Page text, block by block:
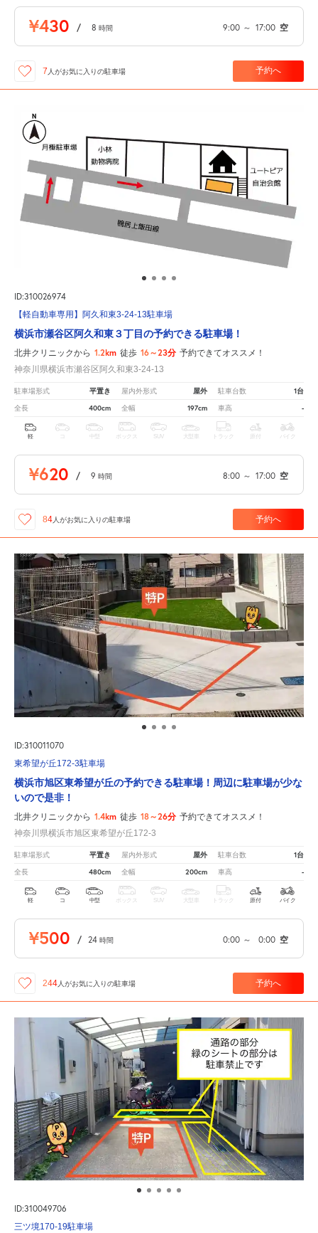
¥430 / 8 時間 9:00 ～ 17:00 空
7 人がお気に入りの駐車場 予約へ
ID:310026974
【軽自動車専用】阿久和東3-24-13駐車場
横浜市瀬谷区阿久和東３丁目の予約できる駐車場！
北井クリニックから 1.2km 徒歩 16～23分 予約できてオススメ！
神奈川県横浜市瀬谷区阿久和東3-24-13
駐車場形式 平置き 屋内外形式 屋外 駐車台数 1台
全長 400cm 全幅 197cm 車高 -
軽 中型 ボックス SUV 大型車 トラック 原付 バイク
¥620 / 9 時間 8:00 ～ 17:00 空
84人がお気に入りの駐車場 予約へ
ID:310011070
東希望が丘172-3駐車場
横浜市旭区東希望が丘の予約できる駐車場！周辺に駐車場が少な
いので是非！
北井クリニックから 1.4km 徒歩 18～26分 予約できてオススメ！
神奈川県横浜市旭区東希望が丘172-3
駐車場形式 平置き 屋内外形式 屋外 駐車台数 1台
全長 480cm 全幅 200cm 車高 -
軽 コ 中型 ボックス SUV 大型車 トラック 原付 バイク
¥500 / 24 時間 0:00 ～ 0:00 空
244人がお気に入りの駐車場 予約へ
ID:310049706
三ツ境170-19駐車場